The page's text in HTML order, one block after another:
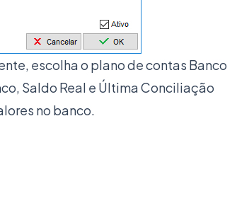
escolha o plano de contas Banco
Saldo Real e Última Conciliação
no banco.